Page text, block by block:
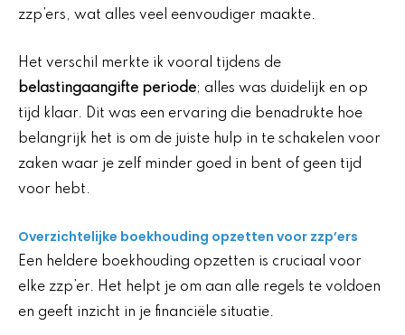
zzp’ers, wat alles veel eenvoudiger maakte.
Het verschil merkte ik vooral tijdens de
belastingaangifte periode; alles was duidelijk en op
tijd klaar. Dit was een ervaring die benadrukte hoe
belangrijk het is om de juiste hulp in te schakelen voor
zaken waar je zelf minder goed in bent of geen tijd
voor hebt.
Overzichtelijke boekhouding opzetten voor zzp’ers
Een heldere boekhouding opzetten is cruciaal voor
elke zzp’er. Het helpt je om aan alle regels te voldoen
en geeft inzicht in je financiële situatie.